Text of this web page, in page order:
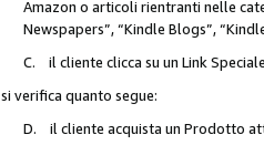
Amazon o articoli rientranti nelle
Newspapers”, “Kindle Blogs”,
C. il cliente clicca su un Link
si verifica quanto segue:
D. il cliente acquista un Prodotto